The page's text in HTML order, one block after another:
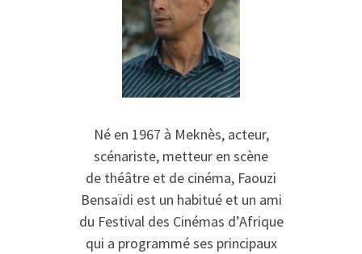
Né en 1967 à Meknès, acteur,
scénariste, metteur en scène
de théâtre et de cinéma, Faouzi
Bensaïdi est un habitué et un ami
du Festival des Cinémas d’Afrique
qui a programmé ses principaux